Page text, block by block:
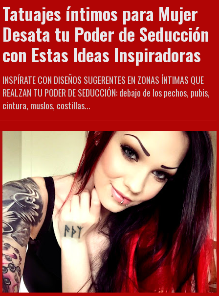
Tatuajes íntimos para Mujer
Desata tu Poder de Seducción
con Estas Ideas Inspiradoras
INSPÍRATE CON DISEÑOS SUGERENTES EN ZONAS ÍNTIMAS QUE
REALZAN TU PODER DE SEDUCCIÓN: debajo de los pechos, pubis,
cintura, muslos, costillas...